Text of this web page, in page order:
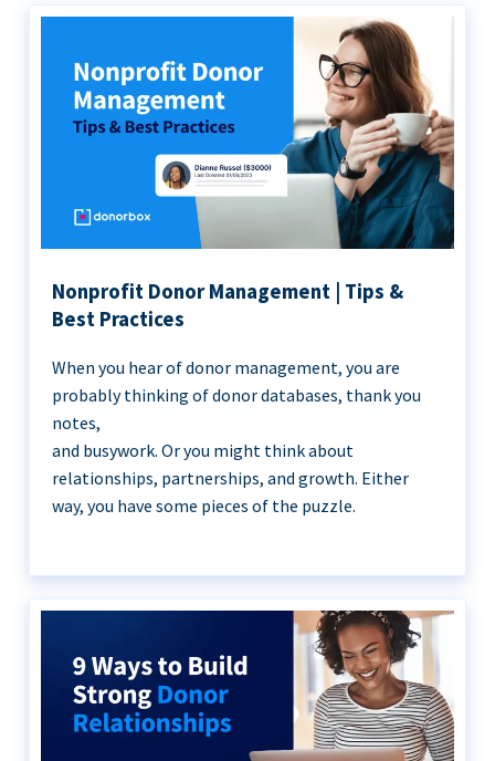
Nonprofit Donor Management | Tips &
Best Practices
When you hear of donor management, you are
probably thinking of donor databases, thank you
notes,
and busywork. Or you might think about
relationships, partnerships, and growth. Either
way, you have some pieces of the puzzle.